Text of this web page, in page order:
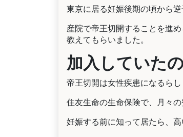
東京に居る妊娠後期の頃から
産院で帝王切開することを進
教えてもらいました。
加入していた
帝王切開は女性疾患になるらし
住友生命の生命保険で、月々
妊娠する前に知って居たら、